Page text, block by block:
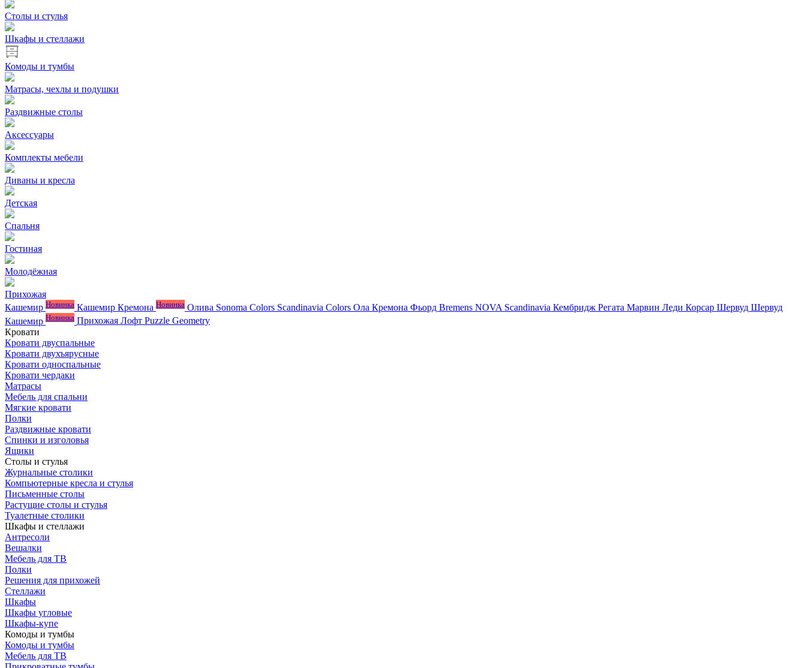
Столы и стулья
Шкафы и стеллажи
Комоды и тумбы
Матрасы, чехлы и подушки
Раздвижные столы
Аксессуары
Комплекты мебели
Диваны и кресла
Детская
Спальня
Гостиная
Молодёжная
Прихожая
Кашемир Новинка Кашемир Кремона Новинка Олива Sonoma Colors Scandinavia Colors Ола Кремона Фьорд Bremens NOVA Scandinavia Кембридж Регата Марвин Леди Корсар Шервуд Шервуд
Кашемир Новинка Прихожая Лофт Puzzle Geometry
Кровати
Кровати двуспальные
Кровати двухъярусные
Кровати односпальные
Кровати чердаки
Матрасы
Мебель для спальни
Мягкие кровати
Полки
Раздвижные кровати
Спинки и изголовья
Ящики
Столы и стулья
Журнальные столики
Компьютерные кресла и стулья
Письменные столы
Растущие столы и стулья
Туалетные столики
Шкафы и стеллажи
Антресоли
Вешалки
Мебель для ТВ
Полки
Решения для прихожей
Стеллажи
Шкафы
Шкафы угловые
Шкафы-купе
Комоды и тумбы
Комоды и тумбы
Мебель для ТВ